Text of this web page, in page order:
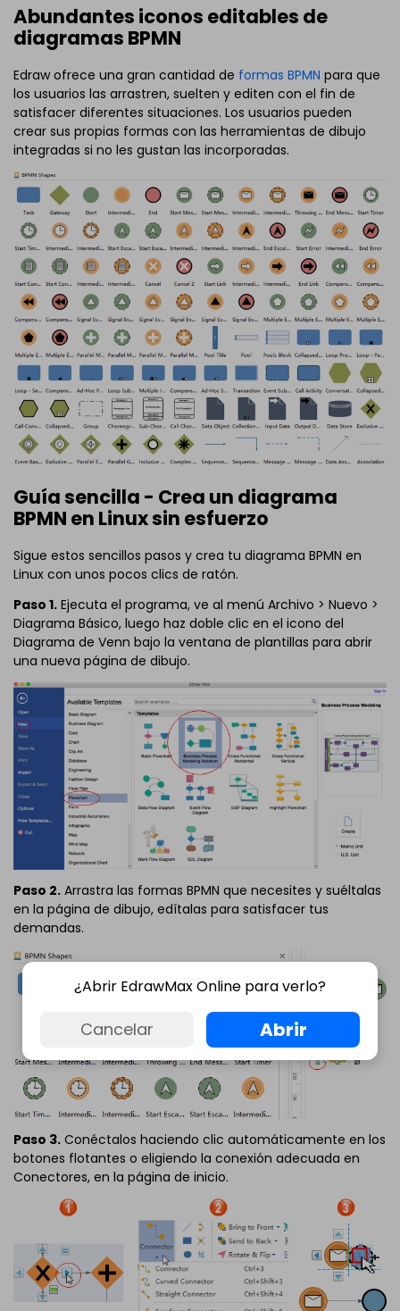
Abundantes iconos editables de
diagramas BPMN
Edraw ofrece una gran cantidad de formas BPMN para que
los usuarios las arrastren, suelten y editen con el fin de
satisfacer diferentes situaciones. Los usuarios pueden
crear sus propias formas con las herramientas de dibujo
integradas si no les gustan las incorporadas.
Guía sencilla - Crea un diagrama
BPMN en Linux sin esfuerzo
Sigue estos sencillos pasos y crea tu diagrama BPMN en
Linux con unos pocos clics de ratón.
Paso 1. Ejecuta el programa, ve al menú Archivo > Nuevo >
Diagrama Básico, luego haz doble clic en el icono del
Diagrama de Venn bajo la ventana de plantillas para abrir
una nueva página de dibujo.
Paso 2. Arrastra las formas BPMN que necesites y suéltalas
en la página de dibujo, edítalas para satisfacer tus
demandas.
Paso 3. Conéctalos haciendo clic automáticamente en los
botones flotantes o eligiendo la conexión adecuada en
Conectores, en la página de inicio.
¿Abrir EdrawMax Online para verlo?
Cancelar Abrir